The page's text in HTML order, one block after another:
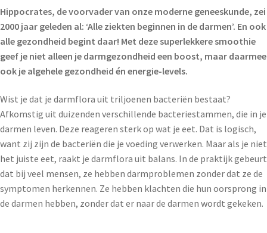
Hippocrates, de voorvader van onze moderne geneeskunde, zei
2000 jaar geleden al: ‘Alle ziekten beginnen in de darmen’. En ook
alle gezondheid begint daar! Met deze superlekkere smoothie
geef je niet alleen je darmgezondheid een boost, maar daarmee
ook je algehele gezondheid én energie-levels.
Wist je dat je darmflora uit triljoenen bacteriën bestaat?
Afkomstig uit duizenden verschillende bacteriestammen, die in je
darmen leven. Deze reageren sterk op wat je eet. Dat is logisch,
want zij zijn de bacteriën die je voeding verwerken. Maar als je niet
het juiste eet, raakt je darmflora uit balans. In de praktijk gebeurt
dat bij veel mensen, ze hebben darmproblemen zonder dat ze de
symptomen herkennen. Ze hebben klachten die hun oorsprong in
de darmen hebben, zonder dat er naar de darmen wordt gekeken.